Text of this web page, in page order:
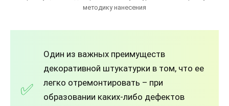
методику нанесения
Один из важных преимуществ
декоративной штукатурки в том, что ее
легко отремонтировать – при
образовании каких-либо дефектов